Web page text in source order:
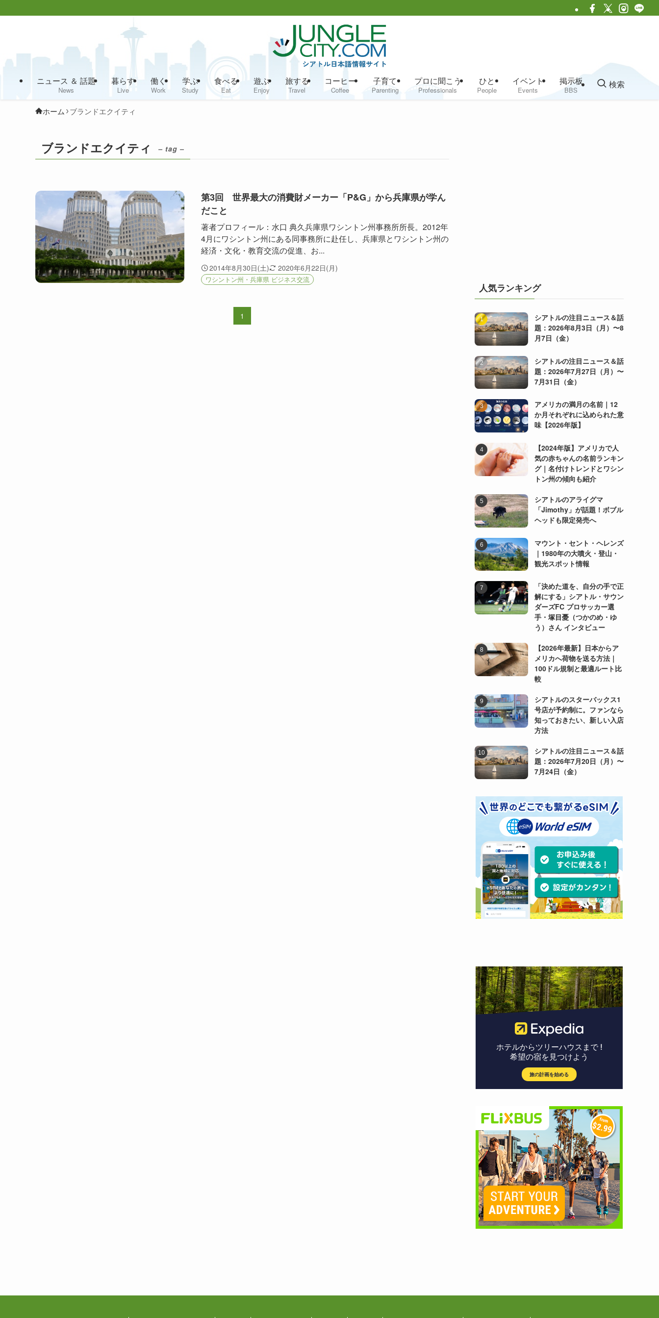
ニュース ＆ 話題
News
暮らす
Live
働く
Work
学ぶ
Study
食べる
Eat
遊ぶ
Enjoy
旅する
Travel
コーヒー
Coffee
子育て
Parenting
プロに聞こう
Professionals
ひと
People
イベント
Events
掲示板
BBS
検索
ホーム ブランドエクイティ
ブランドエクイティ – tag –
第3回 世界最大の消費財メーカー「P&G」から兵庫県が学ん
だこと
著者プロフィール：水口 典久兵庫県ワシントン州事務所所長。2012年
4月にワシントン州にある同事務所に赴任し、兵庫県とワシントン州の
経済・文化・教育交流の促進、お...
2014年8月30日(土) 2020年6月22日(月)
ワシントン州・兵庫県 ビジネス交流
1
人気ランキング
シアトルの注目ニュース＆話
題：2026年8月3日（月）〜8
月7日（金）
シアトルの注目ニュース＆話
題：2026年7月27日（月）〜
7月31日（金）
アメリカの満月の名前｜12
か月それぞれに込められた意
味【2026年版】
【2024年版】アメリカで人
気の赤ちゃんの名前ランキン
グ｜名付けトレンドとワシン
トン州の傾向も紹介
シアトルのアライグマ
「Jimothy」が話題！ボブル
ヘッドも限定発売へ
マウント・セント・ヘレンズ
｜1980年の大噴火・登山・
観光スポット情報
「決めた道を、自分の手で正
解にする」シアトル・サウン
ダーズFC プロサッカー選
手・塚目憂（つかのめ・ゆ
う）さん インタビュー
【2026年最新】日本からア
メリカへ荷物を送る方法｜
100ドル規制と最適ルート比
較
シアトルのスターバックス1
号店が予約制に。ファンなら
知っておきたい、新しい入店
方法
シアトルの注目ニュース＆話
題：2026年7月20日（月）〜
7月24日（金）